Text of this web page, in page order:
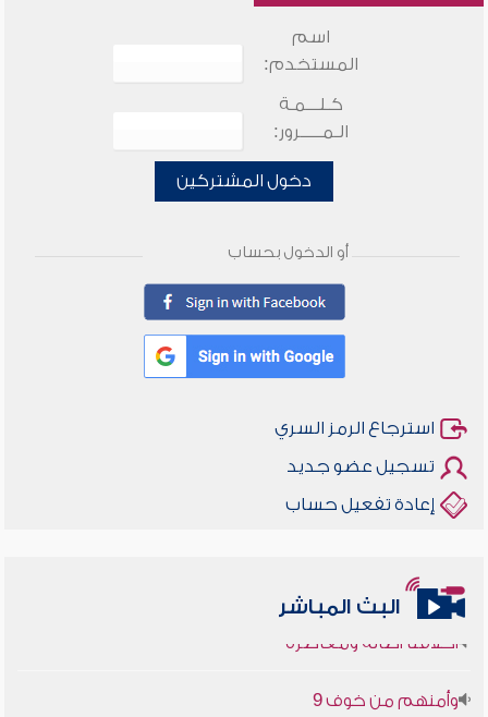
اسم
المستخدم:
كـلـــمـة
الـمـــــرور:
دخول المشتركين
أو الدخول بحساب
استرجاع الرمز السري
تسجيل عضو جديد
إعادة تفعيل حساب
البث المباشر
أخلاقنا أصالة ومعاصرة